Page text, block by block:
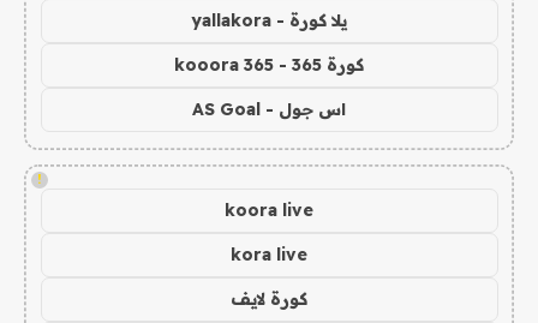
يلا كورة - yallakora
كورة 365 - kooora 365
اس جول - AS Goal
!
koora live
kora live
كورة لايف